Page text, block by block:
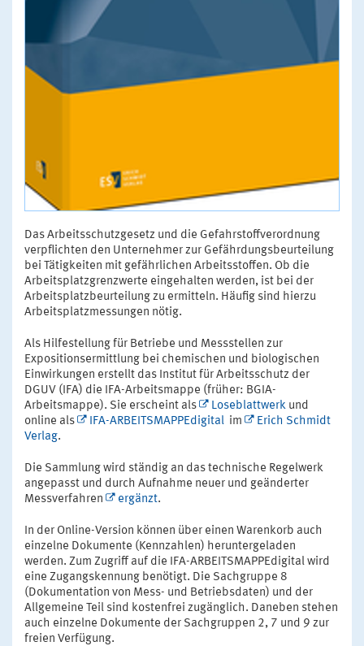
Das Arbeitsschutzgesetz und die Gefahrstoffverordnung
verpflichten den Unternehmer zur Gefährdungsbeurteilung
bei Tätigkeiten mit gefährlichen Arbeitsstoffen. Ob die
Arbeitsplatzgrenzwerte eingehalten werden, ist bei der
Arbeitsplatzbeurteilung zu ermitteln. Häufig sind hierzu
Arbeitsplatzmessungen nötig.
Als Hilfestellung für Betriebe und Messstellen zur
Expositionsermittlung bei chemischen und biologischen
Einwirkungen erstellt das Institut für Arbeitsschutz der
DGUV (IFA) die IFA-Arbeitsmappe (früher: BGIA-
Arbeitsmappe). Sie erscheint als
Loseblattwerk und
online als
IFA-ARBEITSMAPPEdigital im
Erich Schmidt
Verlag.
Die Sammlung wird ständig an das technische Regelwerk
angepasst und durch Aufnahme neuer und geänderter
Messverfahren
ergänzt.
In der Online-Version können über einen Warenkorb auch
einzelne Dokumente (Kennzahlen) heruntergeladen
werden. Zum Zugriff auf die IFA-ARBEITSMAPPEdigital wird
eine Zugangskennung benötigt. Die Sachgruppe 8
(Dokumentation von Mess- und Betriebsdaten) und der
Allgemeine Teil sind kostenfrei zugänglich. Daneben stehen
auch einzelne Dokumente der Sachgruppen 2, 7 und 9 zur
freien Verfügung.